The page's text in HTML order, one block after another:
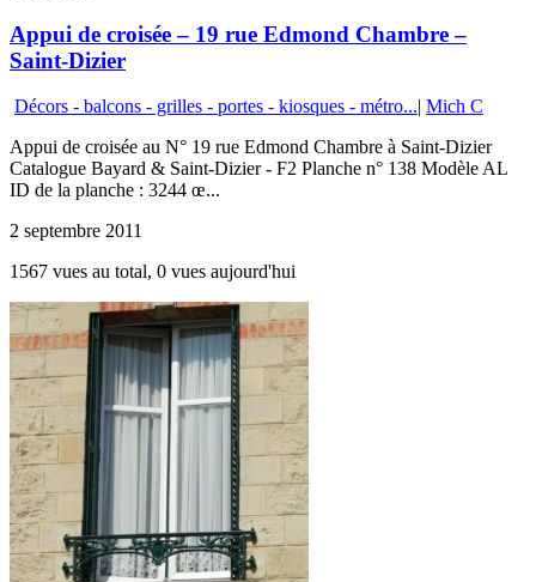
Appui de croisée – 19 rue Edmond Chambre –
Saint-Dizier
Décors - balcons - grilles - portes - kiosques - métro...| Mich C
Appui de croisée au N° 19 rue Edmond Chambre à Saint-Dizier
Catalogue Bayard & Saint-Dizier - F2 Planche n° 138 Modèle AL
ID de la planche : 3244 œ...
2 septembre 2011
1567 vues au total, 0 vues aujourd'hui